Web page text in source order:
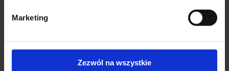
Marketing
Zezwól na wszystkie
zł
5 szt Majtki Bawełniane
49,00